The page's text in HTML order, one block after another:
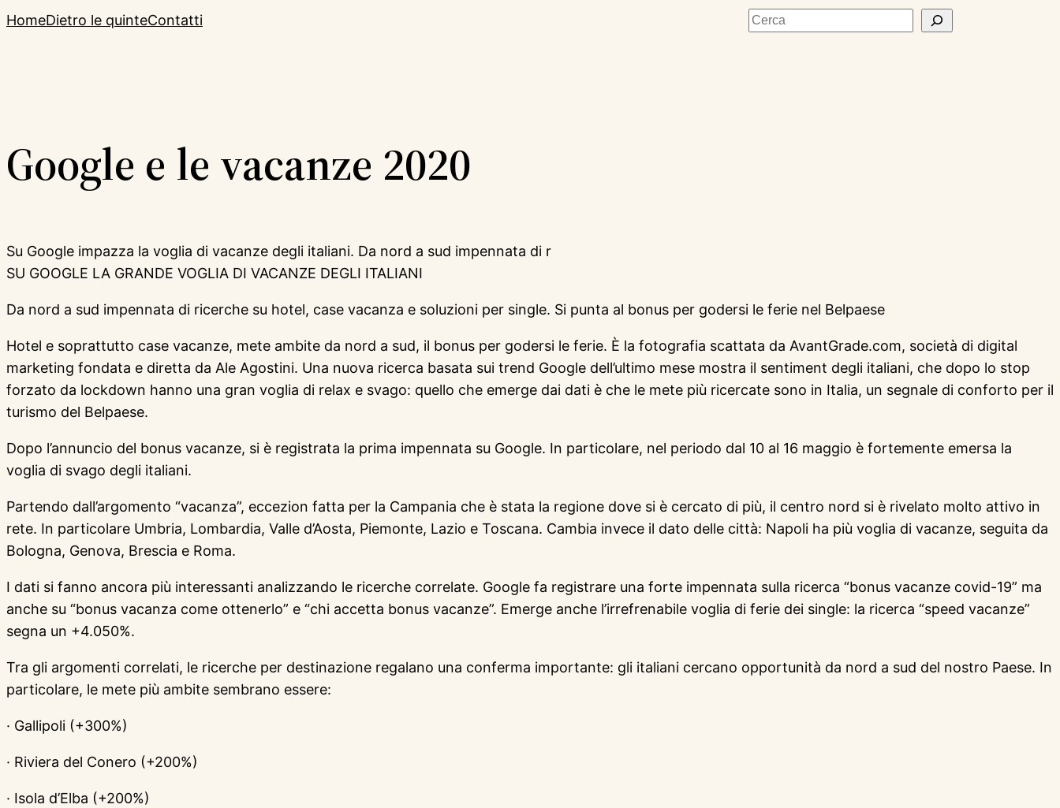
HomeDietro le quinteContatti Cerca
Google e le vacanze 2020
Su Google impazza la voglia di vacanze degli italiani. Da nord a sud impennata di r
SU GOOGLE LA GRANDE VOGLIA DI VACANZE DEGLI ITALIANI
Da nord a sud impennata di ricerche su hotel, case vacanza e soluzioni per single. Si punta al bonus per godersi le ferie nel Belpaese
Hotel e soprattutto case vacanze, mete ambite da nord a sud, il bonus per godersi le ferie. È la fotografia scattata da AvantGrade.com, società di digital
marketing fondata e diretta da Ale Agostini. Una nuova ricerca basata sui trend Google dell’ultimo mese mostra il sentiment degli italiani, che dopo lo stop
forzato da lockdown hanno una gran voglia di relax e svago: quello che emerge dai dati è che le mete più ricercate sono in Italia, un segnale di conforto per il
turismo del Belpaese.
Dopo l’annuncio del bonus vacanze, si è registrata la prima impennata su Google. In particolare, nel periodo dal 10 al 16 maggio è fortemente emersa la
voglia di svago degli italiani.
Partendo dall’argomento “vacanza”, eccezion fatta per la Campania che è stata la regione dove si è cercato di più, il centro nord si è rivelato molto attivo in
rete. In particolare Umbria, Lombardia, Valle d’Aosta, Piemonte, Lazio e Toscana. Cambia invece il dato delle città: Napoli ha più voglia di vacanze, seguita da
Bologna, Genova, Brescia e Roma.
I dati si fanno ancora più interessanti analizzando le ricerche correlate. Google fa registrare una forte impennata sulla ricerca “bonus vacanze covid-19” ma
anche su “bonus vacanza come ottenerlo” e “chi accetta bonus vacanze”. Emerge anche l’irrefrenabile voglia di ferie dei single: la ricerca “speed vacanze”
segna un +4.050%.
Tra gli argomenti correlati, le ricerche per destinazione regalano una conferma importante: gli italiani cercano opportunità da nord a sud del nostro Paese. In
particolare, le mete più ambite sembrano essere:
· Gallipoli (+300%)
· Riviera del Conero (+200%)
· Isola d’Elba (+200%)